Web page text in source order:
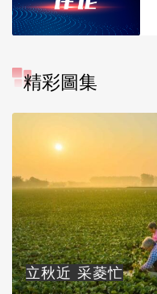
精彩圖集
立秋近 采菱忙